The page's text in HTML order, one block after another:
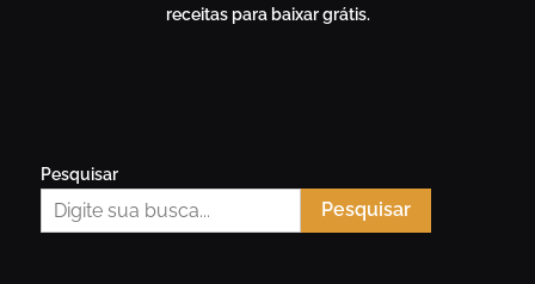
receitas para baixar grátis.
Pesquisar
Pesquisar